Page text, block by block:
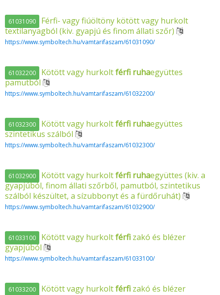
61031090
Férfi- vagy fiúöltöny kötött vagy hurkolt
textilanyagból (kiv. gyapjú és finom állati szőr)
https://www.symboltech.hu/vamtarifaszam/61031090/
61032200 Kötött vagy hurkoltférfi ruhaegyüttes
pamutból
https://www.symboltech.hu/vamtarifaszam/61032200/
61032300 Kötött vagy hurkoltférfi ruhaegyüttes
szintetikus szálból
https://www.symboltech.hu/vamtarifaszam/61032300/
61032900 Kötött vagy hurkoltférfi ruhaegyüttes (kiv. a
gyapjúból, finom állati szőrből, pamutból, szintetikus
szálból készültet, a sízubbonyt és a fürdőruhát)
https://www.symboltech.hu/vamtarifaszam/61032900/
61033100 Kötött vagy hurkoltférfi zakó és blézer
gyapjúból
https://www.symboltech.hu/vamtarifaszam/61033100/
61033200 Kötött vagy hurkoltférfi zakó és blézer